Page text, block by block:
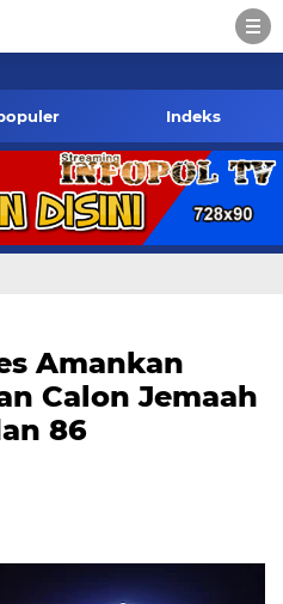
wa
Indeks
Amankan
Calon Jemaah
86